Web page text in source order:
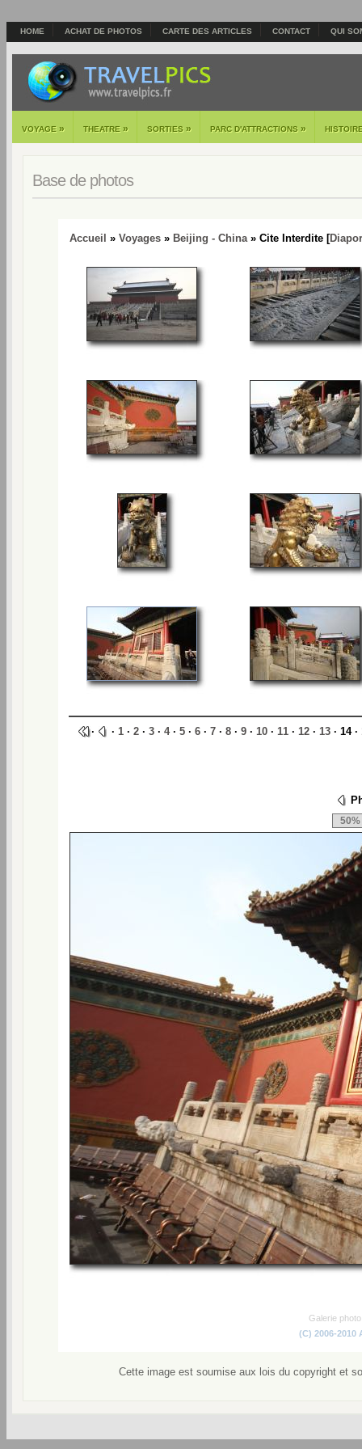
HOME ACHAT DE PHOTOS CARTE DES ARTICLES CONTACT QUI
VOYAGE » THEATRE » SORTIES » PARC D'ATTRACTIONS »
Base de photos
Accueil » Voyages » Beijing - China» Cite Interdite [
· · 1 · 2 · 3 · 4· 5 · 6 · 7 · 8 · 9 · 10 · 11 · 12 · 13 · 14 ·
Galerie
(C) 2006-2010
Cette image est soumise aux lois du copyright et